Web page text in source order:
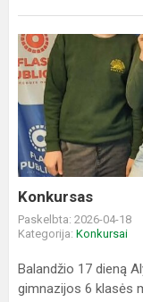
Konkursas
Konkursas
Paskelbta: 2026-04-18
Kategorija: Konkursai
Balandžio 17 dieną
gimnazijos 6 klasės